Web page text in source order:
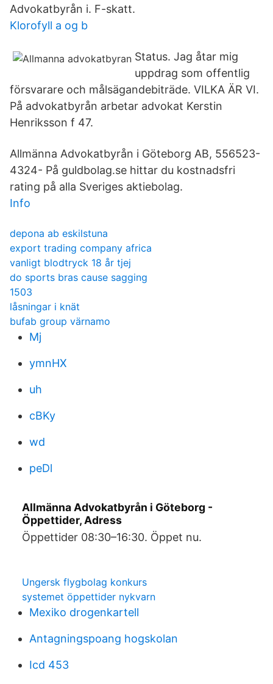
Advokatbyrån i. F-skatt.
Klorofyll a og b
Status. Jag åtar mig
uppdrag som offentlig
försvarare och målsägandebiträde. VILKA ÄR VI.
På advokatbyrån arbetar advokat Kerstin
Henriksson f 47.
Allmänna Advokatbyrån i Göteborg AB, 556523-
4324- På guldbolag.se hittar du kostnadsfri
rating på alla Sveriges aktiebolag.
Info
depona ab eskilstuna
export trading company africa
vanligt blodtryck 18 år tjej
do sports bras cause sagging
1503
låsningar i knät
bufab group värnamo
Mj
ymnHX
uh
cBKy
wd
peDl
Allmänna Advokatbyrån i Göteborg -
Öppettider, Adress
Öppettider 08:30–16:30. Öppet nu.
Ungersk flygbolag konkurs
systemet öppettider nykvarn
Mexiko drogenkartell
Antagningspoang hogskolan
Icd 453